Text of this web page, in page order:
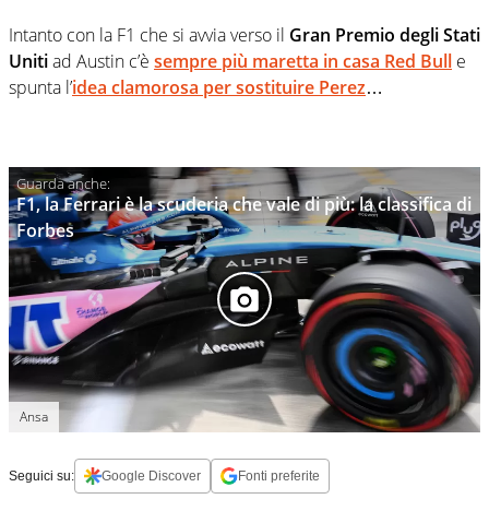
Intanto con la F1 che si avvia verso il Gran Premio degli Stati
Unitiad Austin c’è sempre più maretta in casa Red Bull e
spunta l’idea clamorosa per sostituire Perez…
F1, la Ferrari è la scuderia che vale di più: la classifica di
Forbes
Ansa
Seguici su: Google Discover Fonti preferite